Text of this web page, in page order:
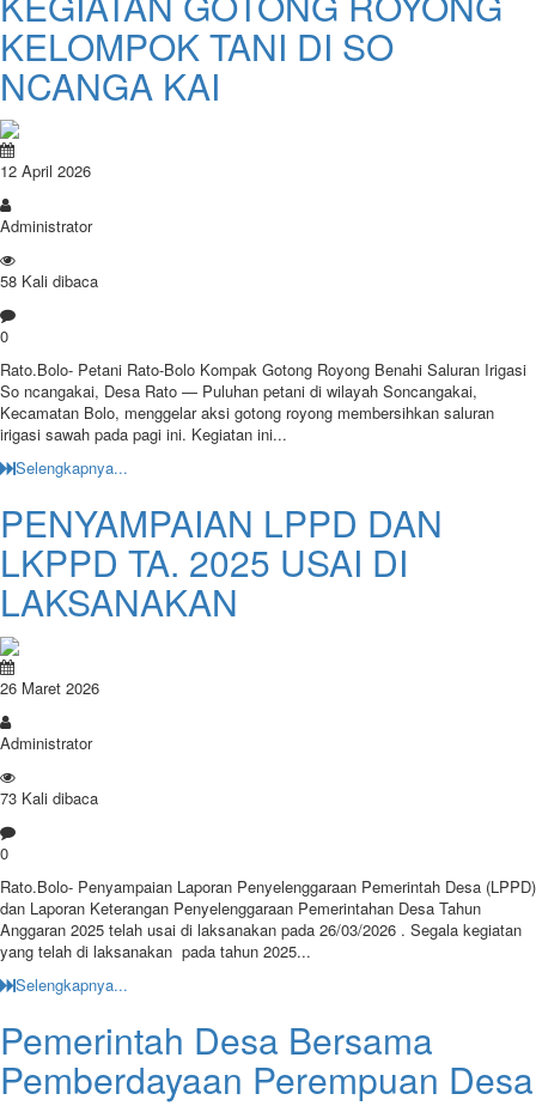
KELOMPOK TANI DI SO
NCANGA KAI
12 April 2026
Administrator
58 Kali dibaca
0
Rato.Bolo- Petani Rato-Bolo Kompak Gotong Royong Benahi Saluran Irigasi​
So ncangakai, Desa Rato — Puluhan petani di wilayah Soncangakai,
Kecamatan Bolo, menggelar aksi gotong royong membersihkan saluran
irigasi sawah pada pagi ini. Kegiatan ini...
Selengkapnya...
PENYAMPAIAN LPPD DAN
LKPPD TA. 2025 USAI DI
LAKSANAKAN
26 Maret 2026
Administrator
73 Kali dibaca
0
Rato.Bolo- Penyampaian Laporan Penyelenggaraan Pemerintah Desa (LPPD)
dan Laporan Keterangan Penyelenggaraan Pemerintahan Desa Tahun
Anggaran 2025 telah usai di laksanakan pada 26/03/2026 . Segala kegiatan
yang telah di laksanakan pada tahun 2025...
Selengkapnya...
Pemerintah Desa Bersama
Pemberdayaan Perempuan Desa